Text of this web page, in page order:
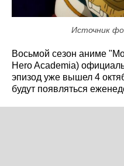
Источник
Восьмой сезон аниме
Hero Academia)
эпизод уже вышел 4
будут появляться